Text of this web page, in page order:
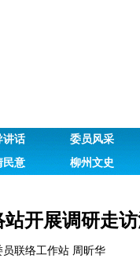
讲话 委员风采
民意 柳州文史
开展调研走
联络工作站 周昕华